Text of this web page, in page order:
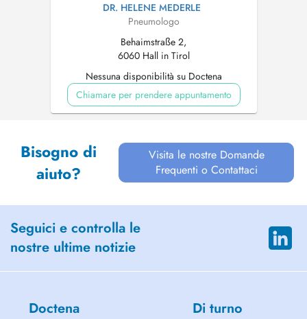
DR. HELENE MEDERLE
Pneumologo
Behaimstraße 2,
6060 Hall in Tirol
Nessuna disponibilità su Doctena
Chiamare per prendere appuntamento
Bisogno di
aiuto?
Visita le nostre Domande
Frequenti o Contattaci
Seguici e controlla le
nostre ultime notizie
Doctena Di turno